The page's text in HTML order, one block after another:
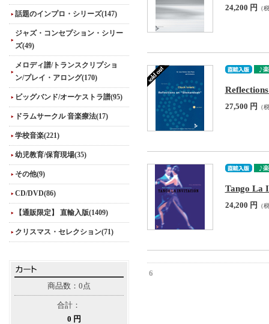
話題のインプロ・シリーズ(147)
ジャズ・コンセプション・シリー
ズ(49)
メロディ譜/トランスクリプショ
ン/プレイ・アロング(170)
ビッグバンド/オーケストラ譜(95)
ドラムサークル 音楽療法(17)
学校音楽(221)
幼児教育/保育現場(35)
その他(9)
CD/DVD(86)
【通販限定】 直輸入版(1409)
クリスマス・セレクション(71)
商品数：0点
合計：
0 円
24,200 円 （
27,500 円 （
Tango La
24,200 円 （
6